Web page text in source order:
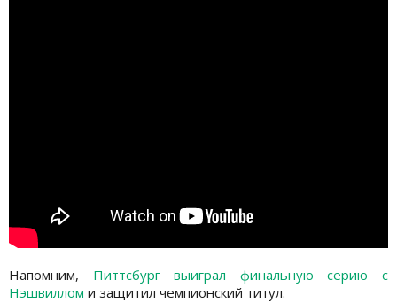
Напомним, Питтсбург выиграл финальную серию с
Нэшвиллом и защитил чемпионский титул.